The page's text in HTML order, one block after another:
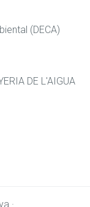
(DECA)
DE L'AIGUA
·